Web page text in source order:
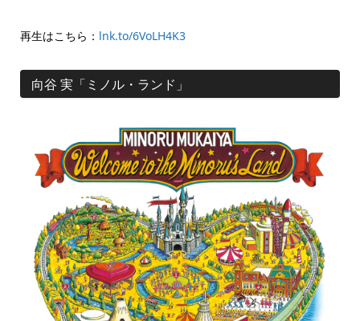
再生はこちら： lnk.to/6VoLH4K3
向谷 実「ミノル・ランド」